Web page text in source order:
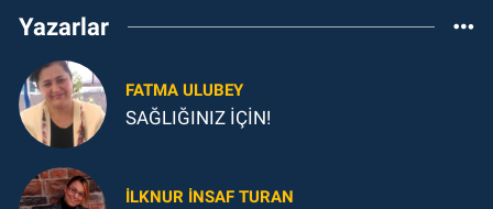
Yazarlar
FATMA ULUBEY
SAĞLIĞINIZ İÇİN!
İLKNUR İNSAF TURAN